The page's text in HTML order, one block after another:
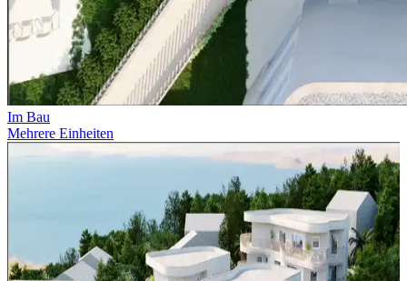
Im Bau
Mehrere Einheiten